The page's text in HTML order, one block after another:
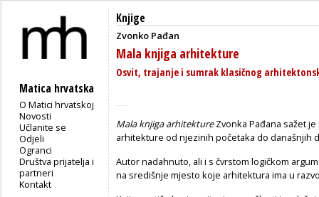
Matica hrvatska
O Matici hrvatskoj
Novosti
Učlanite se
Odjeli
Ogranci
Društva prijatelja i
partneri
Kontakt
Knjige
Zvonko Pađan
Mala knjiga arhitekture
Osvit, trajanje i sumrak klasičnog
Mala knjiga arhitektureZvonka Pađana sažet
arhitekture od njezinih početaka do današnjih
Autor nadahnuto, ali i s čvrstom logičkom
na središnje mjesto koje arhitektura ima u